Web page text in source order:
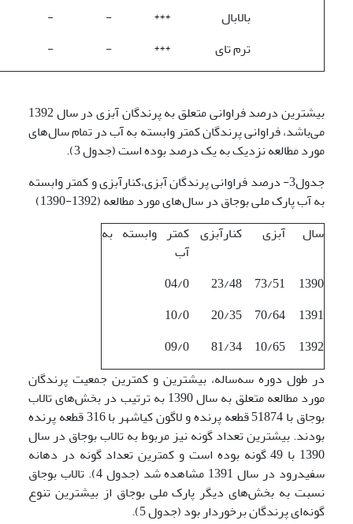
بالابال
***
-
-
ترم تای
***
-
-
بیشترین درصد فراوانی متعلق به پرندگان آبزی در سال 1392
می‌باشد، فراوانی پرندگان کمتر وابسته به آب در تمام سال‌های
مورد مطالعه نزدیک به یک درصد بوده است (جدول 3).
جدول3- درصد فراوانی پرندگان آبزی،کنارآبزی و کمتر وابسته
به آب پارک ملی بوجاق در سال‌های مورد مطالعه (1392-1390)
سال
آبزی کنارآبزی کمتر وابسته به
آب
1390
73/51
23/48
04/0
1391
70/64
20/35
10/0
1392
10/65
81/34
09/0
در طول دوره سه‌ساله، بیشترین و کمترین جمعیت پرندگان
مورد مطالعه متعلق به سال 1390 به ترتیب در بخش‌های تالاب
بوجاق با 51874 قطعه پرنده و لاگون کیاشهر با 316 قطعه پرنده
بودند. بیشترین تعداد گونه نیز مربوط به تالاب بوجاق در سال
1390 با 49 گونه بوده است و کمترین تعداد گونه در دهانه
سفیدرود در سال 1391 مشاهده شد (جدول 4). تالاب بوجاق
نسبت به بخش‌های دیگر پارک ملی بوجاق از بیشترین تنوع
گونه‌ای پرندگان برخوردار بود (جدول 5).